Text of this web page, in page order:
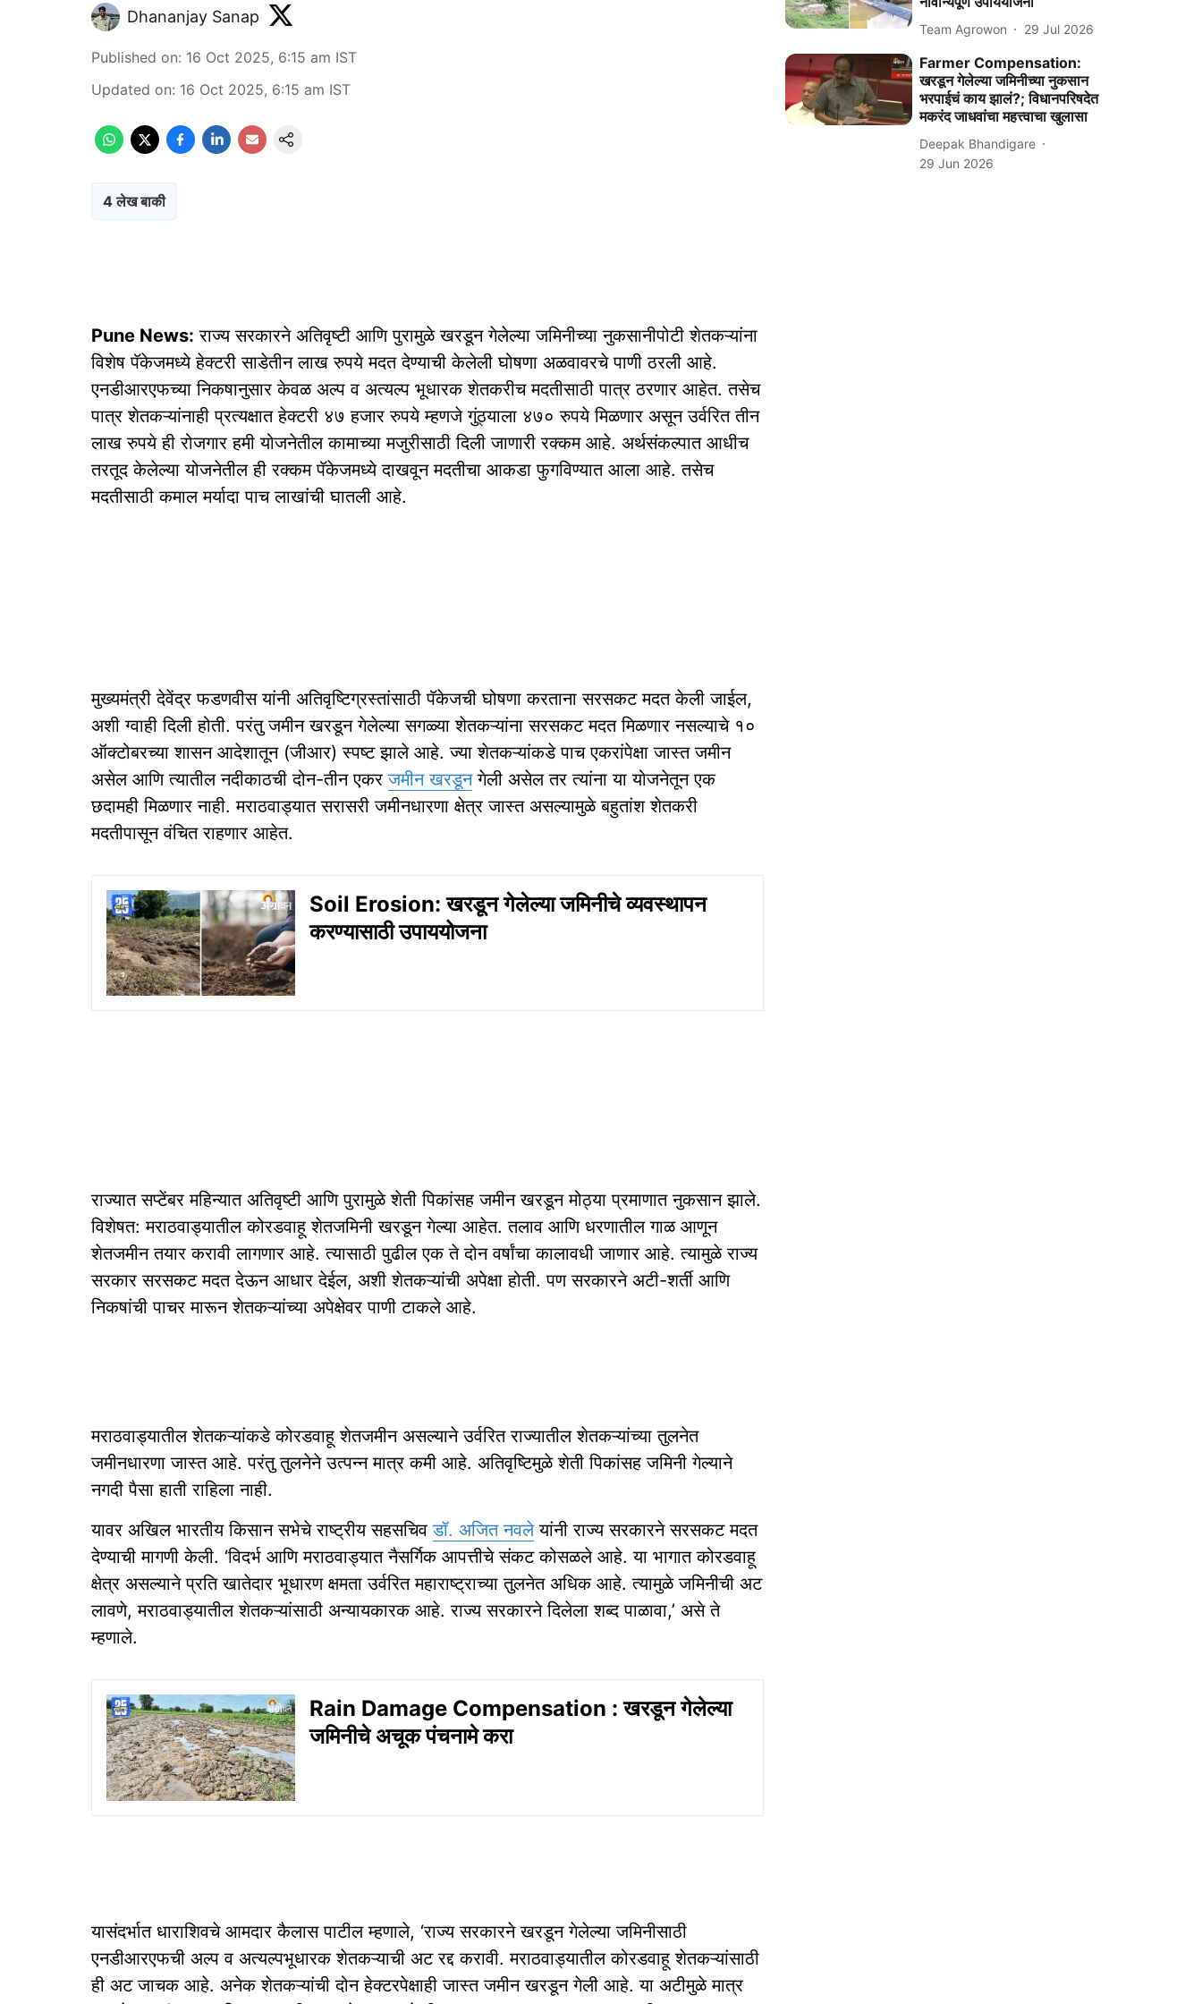
Dhananjay Sanap
Published on: 16 Oct 2025, 6:15 am IST
Updated on: 16 Oct 2025, 6:15 am IST
4 लेख बाकी
Pune News: राज्य सरकारने अतिवृष्टी आणि पुरामुळे खरडून गेलेल्या जमिनीच्या नुकसानीपोटी शेतकऱ्यांना
विशेष पॅकेजमध्ये हेक्टरी साडेतीन लाख रुपये मदत देण्याची केलेली घोषणा अळवावरचे पाणी ठरली आहे.
एनडीआरएफच्या निकषानुसार केवळ अल्प व अत्यल्प भूधारक शेतकरीच मदतीसाठी पात्र ठरणार आहेत. तसेच
पात्र शेतकऱ्यांनाही प्रत्यक्षात हेक्टरी ४७ हजार रुपये म्हणजे गुंठ्याला ४७० रुपये मिळणार असून उर्वरित तीन
लाख रुपये ही रोजगार हमी योजनेतील कामाच्या मजुरीसाठी दिली जाणारी रक्कम आहे. अर्थसंकल्पात आधीच
तरतूद केलेल्या योजनेतील ही रक्कम पॅकेजमध्ये दाखवून मदतीचा आकडा फुगविण्यात आला आहे. तसेच
मदतीसाठी कमाल मर्यादा पाच लाखांची घातली आहे.
मुख्यमंत्री देवेंद्र फडणवीस यांनी अतिवृष्टिग्रस्तांसाठी पॅकेजची घोषणा करताना सरसकट मदत केली जाईल,
अशी ग्वाही दिली होती. परंतु जमीन खरडून गेलेल्या सगळ्या शेतकऱ्यांना सरसकट मदत मिळणार नसल्याचे १०
ऑक्टोबरच्या शासन आदेशातून (जीआर) स्पष्ट झाले आहे. ज्या शेतकऱ्यांकडे पाच एकरांपेक्षा जास्त जमीन
असेल आणि त्यातील नदीकाठची दोन-तीन एकरजमीन खरडूनगेली असेल तर त्यांना या योजनेतून एक
छदामही मिळणार नाही. मराठवाड्यात सरासरी जमीनधारणा क्षेत्र जास्त असल्यामुळे बहुतांश शेतकरी
मदतीपासून वंचित राहणार आहेत.
Soil Erosion: खरडून गेलेल्या जमिनीचे व्यवस्थापन
करण्यासाठी उपाययोजना
राज्यात सप्टेंबर महिन्यात अतिवृष्टी आणि पुरामुळे शेती पिकांसह जमीन खरडून मोठ्या प्रमाणात नुकसान झाले.
विशेषत: मराठवाड्यातील कोरडवाहू शेतजमिनी खरडून गेल्या आहेत. तलाव आणि धरणातील गाळ आणून
शेतजमीन तयार करावी लागणार आहे. त्यासाठी पुढील एक ते दोन वर्षांचा कालावधी जाणार आहे. त्यामुळे राज्य
सरकार सरसकट मदत देऊन आधार देईल, अशी शेतकऱ्यांची अपेक्षा होती. पण सरकारने अटी-शर्ती आणि
निकषांची पाचर मारून शेतकऱ्यांच्या अपेक्षेवर पाणी टाकले आहे.
मराठवाड्यातील शेतकऱ्यांकडे कोरडवाहू शेतजमीन असल्याने उर्वरित राज्यातील शेतकऱ्यांच्या तुलनेत
जमीनधारणा जास्त आहे. परंतु तुलनेने उत्पन्न मात्र कमी आहे. अतिवृष्टिमुळे शेती पिकांसह जमिनी गेल्याने
नगदी पैसा हाती राहिला नाही.
यावर अखिल भारतीय किसान सभेचे राष्ट्रीय सहसचिवडॉ. अजित नवलेयांनी राज्य सरकारने सरसकट मदत
देण्याची मागणी केली. ‘विदर्भ आणि मराठवाड्यात नैसर्गिक आपत्तीचे संकट कोसळले आहे. या भागात कोरडवाहू
क्षेत्र असल्याने प्रति खातेदार भूधारण क्षमता उर्वरित महाराष्ट्राच्या तुलनेत अधिक आहे. त्यामुळे जमिनीची अट
लावणे, मराठवाड्यातील शेतकऱ्यांसाठी अन्यायकारक आहे. राज्य सरकारने दिलेला शब्द पाळावा,’ असे ते
म्हणाले.
Rain Damage Compensation : खरडून गेलेल्या
जमिनीचे अचूक पंचनामे करा
यासंदर्भात धाराशिवचे आमदार कैलास पाटील म्हणाले, ‘राज्य सरकारने खरडून गेलेल्या जमिनीसाठी
एनडीआरएफची अल्प व अत्यल्पभूधारक शेतकऱ्याची अट रद्द करावी. मराठवाड्यातील कोरडवाहू शेतकऱ्यांसाठी
ही अट जाचक आहे. अनेक शेतकऱ्यांची दोन हेक्टरपेक्षाही जास्त जमीन खरडून गेली आहे. या अटीमुळे मात्र
Team Agrowon 29 Jul 2026
Farmer Compensation:
खरडून गेलेल्या जमिनीच्या नुकसान
भरपाईचं काय झालं?; विधानपरिषदेत
मकरंद जाधवांचा महत्त्वाचा खुलासा
Deepak Bhandigare
29 Jun 2026